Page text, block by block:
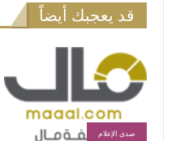
قد يعجبك أيضاً
صدى الإعلام